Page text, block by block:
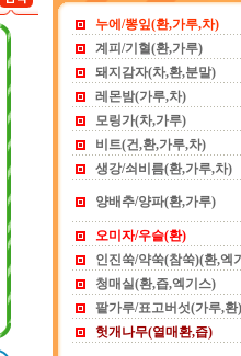
누에/뽕잎(환,가루,차)
계피/기혈(환,가루)
돼지감자(차,환,분말)
레몬밤(가루,차)
모링가(차,가루)
비트(건,환,가루,차)
생강/쇠비름(환,가루,차)
양배추/양파(환,가루)
오미자/우슬(환)
인진쑥/약쑥(참쑥)(환,엑
청매실(환,즙,엑기스)
팥가루/표고버섯(가루,환)
헛개나무(열매환,즙)